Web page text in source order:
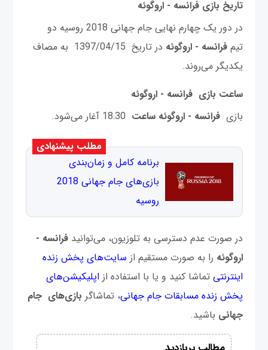
تاریخ بازی فرانسه - اروگوئه
در دور یک چهارم نهایی جام جهانی 2018 روسیه دو
تیم فرانسه - اروگوئه​
در تاریخ 1397/04/15 به مصاف
یکدیگر می‌روند.
ساعت بازی فرانسه - اروگوئه
بازی فرانسه - اروگوئه​ ساعت
مطلب پیشنهادی
برنامه کامل و زمان‌بندی
بازی‌های جام جهانی 2018
روسیه
در صورت عدم دسترسی به تلوزیون، می‌توانیدفرانسه -
اروگوئه را به صورت مستقیم از سایت‌های پخش زنده
اینترنتی تماشا کنید و یا با استفاده ازاپلیکیشن‌های
پخش زنده مسابقات جام جهانی، تماشاگر بازی‌های جام
جهانی باشید.